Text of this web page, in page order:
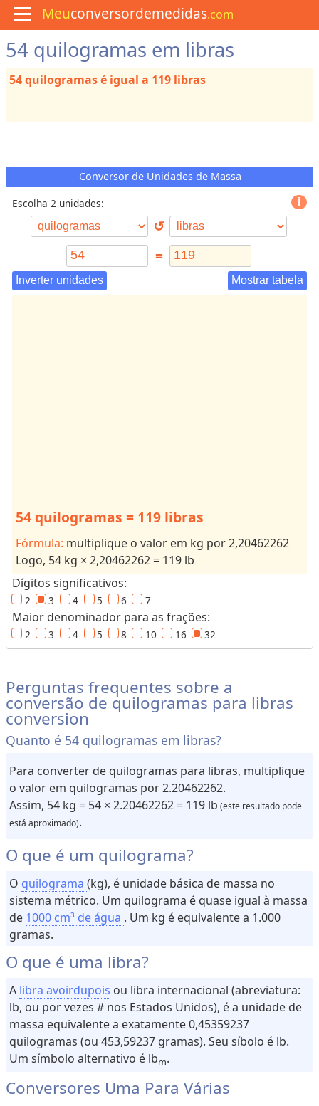
M
e
u
r
v
e
s
p
a
r
a
r
e
i
t
a
s
C
n
v
r
o
r
s
V
o
u
m
e
M
a
s
Meuconversordemedidas.com
54 quilogramas em libras
54 quilogramas é igual a 119 libras
Conversor de Unidades de Massa
Escolha 2 unidades:
↺
=
Inverter unidades Mostrar tabela
54 quilogramas = 119 libras
Fórmula: multiplique o valor em kg por 2,20462262
Logo, 54 kg × 2,20462262 = 119 lb
Dígitos significativos:
2 3 4 5 6 7
Maior denominador para as frações:
2 3 4 5 8 10 16 32
Perguntas frequentes sobre a
conversão de quilogramas para libras
conversion
Quanto é 54 quilogramas em libras?
Para converter de quilogramas para libras, multiplique
o valor em quilogramas por 2.20462262.
Assim, 54 kg = 54 × 2.20462262 = 119 lb (este resultado pode
está aproximado).
O que é um quilograma?
O quilograma (kg), é unidade básica de massa no
sistema métrico. Um quilograma é quase igual à massa
de 1000 cm³ de água . Um kg é equivalente a 1.000
gramas.
O que é uma libra?
A libra avoirdupois ou libra internacional (abreviatura:
lb, ou por vezes # nos Estados Unidos), é a unidade de
massa equivalente a exatamente 0,45359237
quilogramas (ou 453,59237 gramas). Seu síbolo é lb.
Um símbolo alternativo é lbm.
Conversores Uma Para Várias